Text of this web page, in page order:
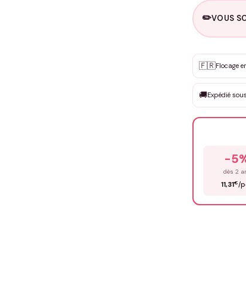
✏️VOUS
✨
Que
🇫🇷Flocage
🚚Expédié
-
dès 2
11,31€/